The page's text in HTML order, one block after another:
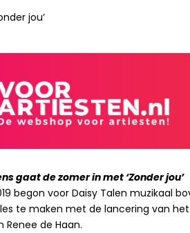
gaat de zomer in met ‘Zonder jou’
begon voor Daisy Talen muzikaal
te maken met de lancering van
Renee de Haan.